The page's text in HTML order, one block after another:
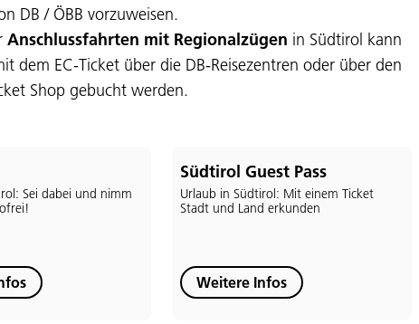
DB / ÖBB vorzuweisen.
Anschlussfahrten mit Regionalzügen in Südtirol kann
dem EC-Ticket über die DB-Reisezentren oder über den
Shop gebucht werden.
Sei dabei und nimm
Südtirol Guest Pass
Urlaub in Südtirol: Mit einem Ticket
Stadt und Land erkunden
Weitere Infos